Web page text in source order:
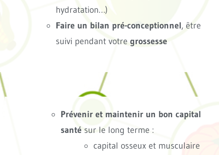
hydratation…)
Faire un bilan pré-conceptionnel, être
suivi pendant votre grossesse
Prévenir et maintenir un bon capital
santé sur le long terme :
capital osseux et musculaire